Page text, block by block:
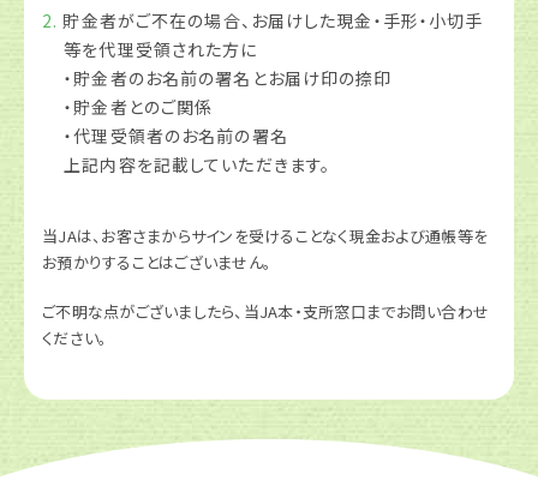
貯金者がご不在の場合、お届けした現金・手形・小切手
等を代理受領された方に
・貯金者のお名前の署名とお届け印の捺印
・貯金者とのご関係
・代理受領者のお名前の署名
上記内容を記載していただきます。
当JAは、お客さまからサインを受けることなく現金および通帳等を
お預かりすることはございません。
ご不明な点がございましたら、当JA本・支所窓口までお問い合わせ
ください。